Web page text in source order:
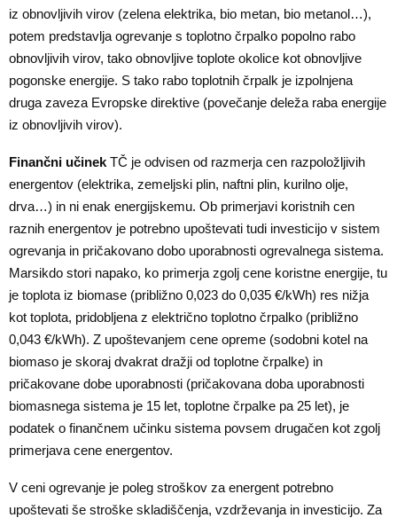
iz obnovljivih virov (zelena elektrika, bio metan, bio metanol…),
potem predstavlja ogrevanje s toplotno črpalko popolno rabo
obnovljivih virov, tako obnovljive toplote okolice kot obnovljive
pogonske energije. S tako rabo toplotnih črpalk je izpolnjena
druga zaveza Evropske direktive (povečanje deleža raba energije
iz obnovljivih virov).
Finančni učinek TČ je odvisen od razmerja cen razpoložljivih
energentov (elektrika, zemeljski plin, naftni plin, kurilno olje,
drva…) in ni enak energijskemu. Ob primerjavi koristnih cen
raznih energentov je potrebno upoštevati tudi investicijo v sistem
ogrevanja in pričakovano dobo uporabnosti ogrevalnega sistema.
Marsikdo stori napako, ko primerja zgolj cene koristne energije, tu
je toplota iz biomase (približno 0,023 do 0,035 €/kWh) res nižja
kot toplota, pridobljena z električno toplotno črpalko (približno
0,043 €/kWh). Z upoštevanjem cene opreme (sodobni kotel na
biomaso je skoraj dvakrat dražji od toplotne črpalke) in
pričakovane dobe uporabnosti (pričakovana doba uporabnosti
biomasnega sistema je 15 let, toplotne črpalke pa 25 let), je
podatek o finančnem učinku sistema povsem drugačen kot zgolj
primerjava cene energentov.
V ceni ogrevanje je poleg stroškov za energent potrebno
upoštevati še stroške skladiščenja, vzdrževanja in investicijo. Za